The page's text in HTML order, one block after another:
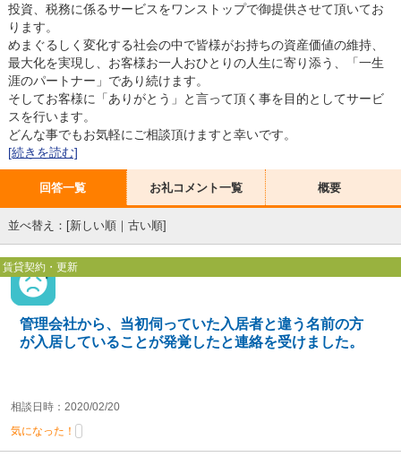
投資、税務に係るサービスをワンストップで御提供させて頂いてお
ります。
めまぐるしく変化する社会の中で皆様がお持ちの資産価値の維持、
最大化を実現し、お客様お一人おひとりの人生に寄り添う、「一生
涯のパートナー」であり続けます。
そしてお客様に「ありがとう」と言って頂く事を目的としてサービ
スを行います。
どんな事でもお気軽にご相談頂けますと幸いです。
[続きを読む]
回答一覧 お礼コメント一覧 概要
並べ替え：[新しい順｜ 古い順]
管理会社から、当初伺っていた入居者と違う名前の方
が入居していることが発覚したと連絡を受けました。
相談日時：2020/02/20
気になった！
賃貸契約・更新